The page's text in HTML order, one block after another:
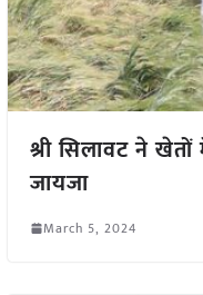
श्री सिलावट ने
जायजा
March 5, 2024